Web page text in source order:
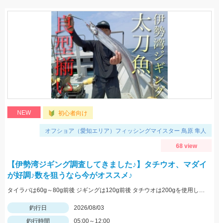
NEW 初心者向け
オフショア（愛知エリア）フィッシングマイスター 鳥原 隼人
68 view
【伊勢湾ジギング調査してきました♪】タチウオ、マダイ
が好調♪数を狙うなら今がオススメ♪
タイラバは60g～80g前後 ジギングは120g前後 タチウオは200gを使用しました
釣行日
2026/08/03
釣行時間
05:00～12:00